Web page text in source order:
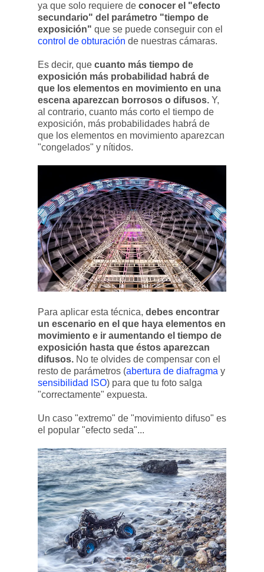
ya que solo requiere de conocer el "efecto
secundario" del parámetro "tiempo de
exposición" que se puede conseguir con el
control de obturación de nuestras cámaras.
Es decir, que cuanto más tiempo de
exposición más probabilidad habrá de
que los elementos en movimiento en una
escena aparezcan borrosos o difusos. Y,
al contrario, cuanto más corto el tiempo de
exposición, más probabilidades habrá de
que los elementos en movimiento aparezcan
"congelados" y nítidos.
Para aplicar esta técnica, debes encontrar
un escenario en el que haya elementos en
movimiento e ir aumentando el tiempo de
exposición hasta que éstos aparezcan
difusos. No te olvides de compensar con el
resto de parámetros (abertura de diafragma y
sensibilidad ISO) para que tu foto salga
"correctamente" expuesta.
Un caso "extremo" de "movimiento difuso" es
el popular "efecto seda"...